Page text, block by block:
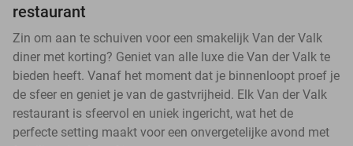
restaurant
Zin om aan te schuiven voor een smakelijk Van der Valk
diner met korting? Geniet van alle luxe die Van der Valk te
bieden heeft. Vanaf het moment dat je binnenloopt proef je
de sfeer en geniet je van de gastvrijheid. Elk Van der Valk
restaurant is sfeervol en uniek ingericht, wat het de
perfecte setting maakt voor een onvergetelijke avond met